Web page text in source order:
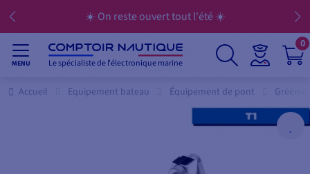
☀️ On reste ouvert tout l'été ☀️
MENU Le spécialiste de l'électronique marine
0
Accueil Equipement bateau Équipement de pont